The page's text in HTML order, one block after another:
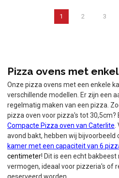
1
Pizza ovens met
Onze pizza ovens met een enkele
verschillende modellen. Er zijn een
regelmatig maken van een pizza.
pizza oven voor pizza's tot 30,5cm?
Compacte Pizza oven van Caterlite.
avond bakt, hebben wij bijvoorbeeld
kamer met een capaciteit van 6
! Dit is een echt
vermogen, ideaal voor pizzeria's of